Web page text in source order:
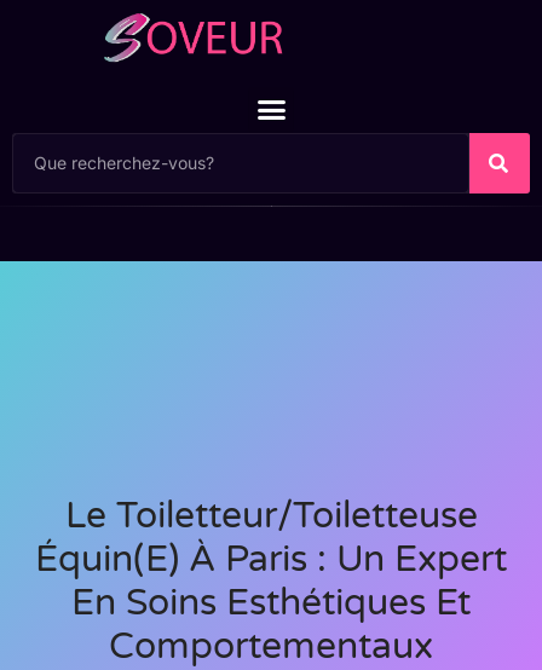
Le Toiletteur/toiletteuse
Équin(e) À Paris : Un Expert
En Soins Esthétiques Et
Comportementaux